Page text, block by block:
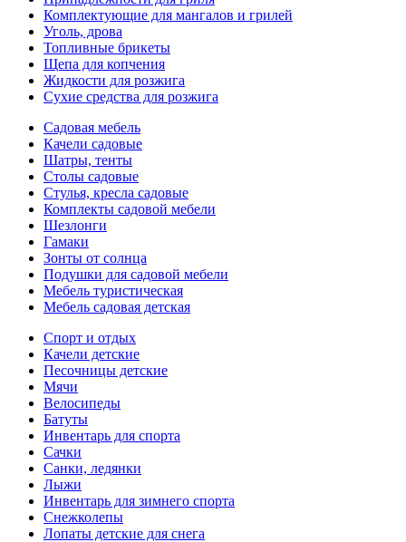
Комплектующие для мангалов и грилей
Уголь, дрова
Топливные брикеты
Щепа для копчения
Жидкости для розжига
Сухие средства для розжига
Садовая мебель
Качели садовые
Шатры, тенты
Столы садовые
Стулья, кресла садовые
Комплекты садовой мебели
Шезлонги
Гамаки
Зонты от солнца
Подушки для садовой мебели
Мебель туристическая
Мебель садовая детская
Спорт и отдых
Качели детские
Песочницы детские
Мячи
Велосипеды
Батуты
Инвентарь для спорта
Сачки
Санки, ледянки
Лыжи
Инвентарь для зимнего спорта
Снежколепы
Лопаты детские для снега